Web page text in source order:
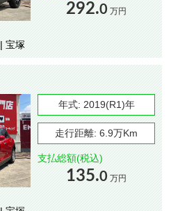
292.0 万円
宝塚
年式: 2019(R1)年
走行距離: 6.9万Km
支払総額(税込)
135.0 万円